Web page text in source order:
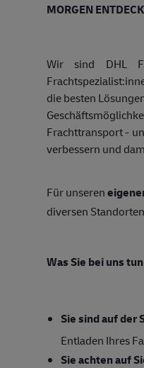
MORGEN
Wir sind DHL
die besten
Frachttransport -
verbessern und
Für unseren
diversen
Was Sie bei uns tun
Sie sind auf der
Entladen Ihres
Sie achten auf